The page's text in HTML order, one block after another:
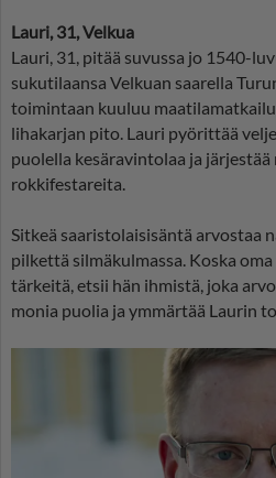
Lauri, 31, Velkua
Lauri, 31, pitää suvussa jo 1540-
sukutilaansa Velkuan saarella
toimintaan kuuluu
lihakarjan pito. Lauri pyörittää
puolella kesäravintolaa ja järjestää
rokkifestareita.
Sitkeä saaristolaisisäntä arvostaa
pilkettä silmäkulmassa. Koska
tärkeitä, etsii hän ihmistä, joka
monia puolia ja ymmärtää Laurin